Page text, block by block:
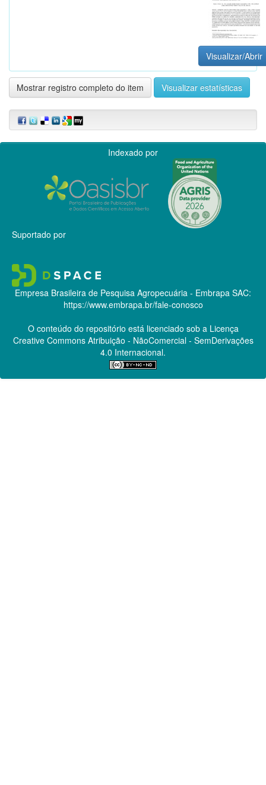
Visualizar/Abrir
Mostrar registro completo do item Visualizar estatísticas
Indexado por
Suportado por
Empresa Brasileira de Pesquisa Agropecuária - Embrapa SAC:
https://www.embrapa.br/fale-conosco
O conteúdo do repositório está licenciado sob a Licença
Creative CommonsAtribuição - NãoComercial - SemDerivações
4.0 Internacional.